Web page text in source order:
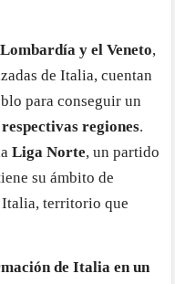
Lombardía y el Veneto,
de Italia, cuentan
para conseguir un
regiones.
Liga Norte, un partido
su ámbito de
Italia, territorio que
de Italia en un